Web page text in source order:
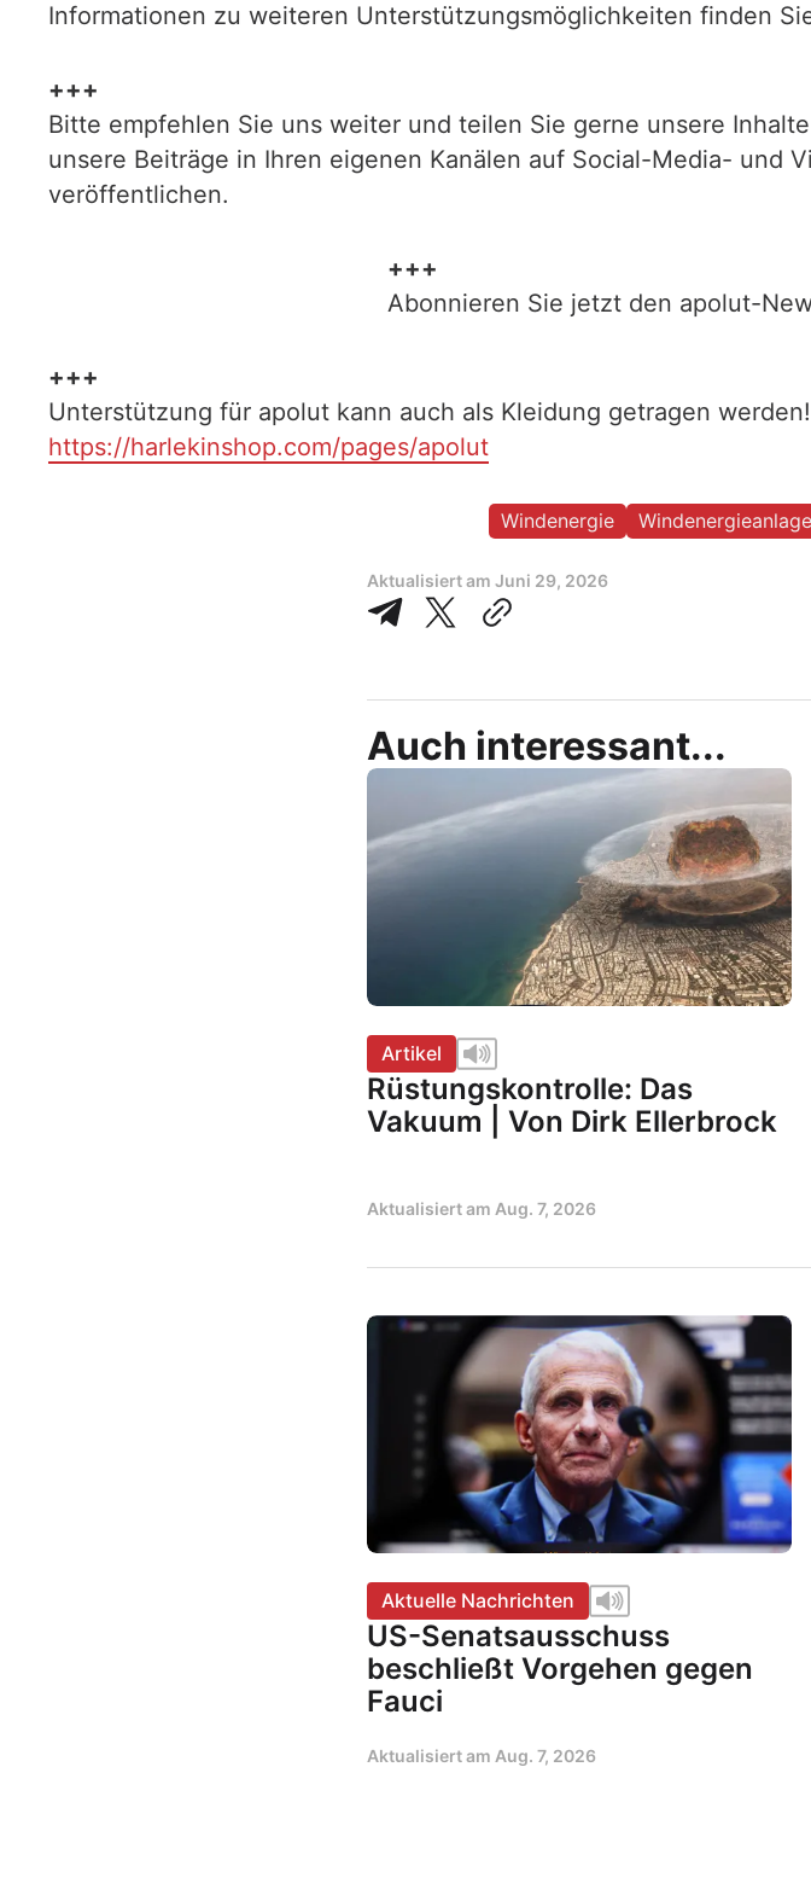
Informationen zu weiteren Unterstützungsmöglichkeiten finden
+++
Bitte empfehlen Sie uns weiter und teilen Sie gerne unsere
unsere Beiträge in Ihren eigenen Kanälen auf Social-Media- und
veröffentlichen.
+++
Abonnieren Sie jetzt den apolut-
+++
Unterstützung für apolut kann auch als Kleidung getragen
https://harlekinshop.com/pages/apolut
Windenergie
Aktualisiert am Juni 29, 2026
Auch interessant...
Artikel
Rüstungskontrolle: Das
Vakuum | Von Dirk Ellerbrock
Aktualisiert am Aug. 7, 2026
Aktuelle Nachrichten
US-Senatsausschuss
beschließt Vorgehen gegen
Fauci
Aktualisiert am Aug. 7, 2026